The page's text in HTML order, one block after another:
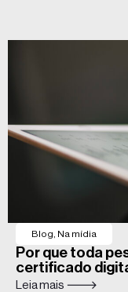
Blog Na mídia
Por que toda
certificado
Leia mais 🡒